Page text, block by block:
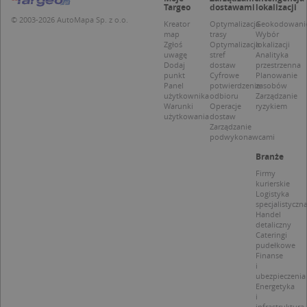
© 2003-2026 AutoMapa Sp. z o.o.
Targeo
Kreator
map
Zgłoś
uwagę
Dodaj
punkt
Panel
użytkownika
Warunki
użytkowania
dostawami
Optymalizacja
trasy
Optymalizacja
stref
dostaw
Cyfrowe
potwierdzenie
odbioru
Operacje
dostaw
Zarządzanie
podwykonawcami
lokalizacji
Wybór
lokalizacji
Analityka
przestrzenna
Planowanie
zasobów
Zarządzanie
ryzykiem
Branże
Firmy
kurierskie
Logistyka
specjalistyczna
Handel
detaliczny
Cateringi
pudełkowe
Finanse
i
ubezpieczenia
Energetyka
i
APPSESSID .targeo.pl
Sesja
CookieScriptConsent
CookieScript
.targeo.pl
1 rok 1 miesiąc
1 rok
1 rok
Domena